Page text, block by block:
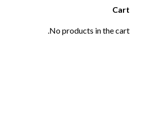
Cart
No products in the cart.